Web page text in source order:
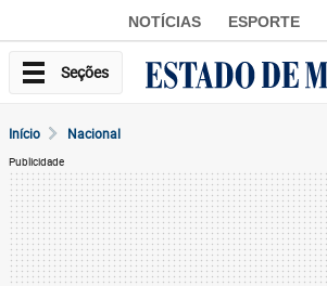
NOTÍCIAS ESPORTE
Seções
Início Nacional
Publicidade